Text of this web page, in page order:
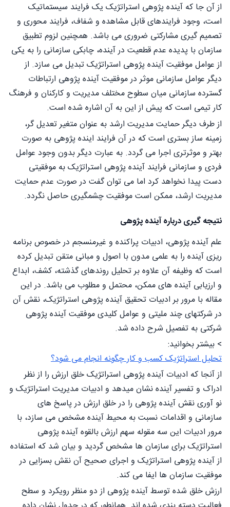
از آن جا که آینده پژوهی استراتژیک یک فرایند سیستماتیک
است، وجود فرایندهای قابل مشاهده و شفاف، فرایند محوری و
تصمیم گیری مشارکتی ضروری می باشد. همچنین لزوم تطبیق
سازمان با پدیده عدم قطعیت در آینده، چابکی سازمانی را به یکی
از عوامل موفقیت آینده پژوهی استراتژیک تبدیل می سازد. از
دیگر عوامل سازمانی موثر در موفقیت آینده پژوهی ارتباطات
گسترده سازمانی میان سطوح مختلف مدیریت و کارکنان و فرهنگ
کار تیمی است که پیش از این به آن اشاره شده است.
از طرف دیگر حمایت مدیریت ارشد به عنوان متغیر تعدیل گر،
زمینه ساز بستری است که در آن فرایند اینده پژوهی به صورت
بهتر و موثرتری اجرا می گردد. به عبارت دیگر بدون وجود عوامل
فردی و سازمانی فرایند آینده پژوهی استراتژیک به موفقیتی
دست پیدا نخواهد کرد اما می توان گفت در صورت عدم حمایت
مدیریت ارشد، ممکن است موفقیت چشمگیری حاصل نگردد.
نتیجه گیری درباره آینده پژوهی
علم آینده پژوهی، ادبیات پراکنده و غیرمنسجم در خصوص برنامه
ریزی آینده را به علمی مدون با اصول و مبانی متقن تبدیل کرده
است که وظیفه آن علاوه بر تحلیل روندهای گذشته، کشف، ابداع
و ارزیابی آینده های ممکن، محتمل و مطلوب می باشد. در این
مقاله با مرور بر ادبیات تحقیق آینده پژوهی استراتژیک، نقش آن
در شرکتهای چند ملیتی و عوامل کلیدی موفقیت آینده پژوهی
شرکتی به تفصیل شرح داده شد.
> بیشتر بخوانید:
تحلیل استراتژیک کسب و کار چگونه انجام می شود؟
از آنجا که ادبیات آینده پژوهی استراتژیک خلق ارزش را از نظر
ادراک و تفسیر آینده نشان میدهد و ادبیات مدیریت استراتژیک و
نو آوری نقش آینده پژوهی را در خلق ارزش در پاسخ های
سازمانی و اقدامات نسبت به محیط آینده مشخص می سازد، با
مرور ادبیات این سه مقوله سهم ارزش بالقوه آینده پژوهی
استراتژیک برای سازمان ها مشخص گردید و بیان شد که استفاده
از آینده پژوهی استراتژیک و اجرای صحیح آن نقش بسزایی در
موفقیت سازمان ها ایفا می کند.
ارزش خلق شده توسط آینده پژوهی از دو منظر رویکرد و سطح